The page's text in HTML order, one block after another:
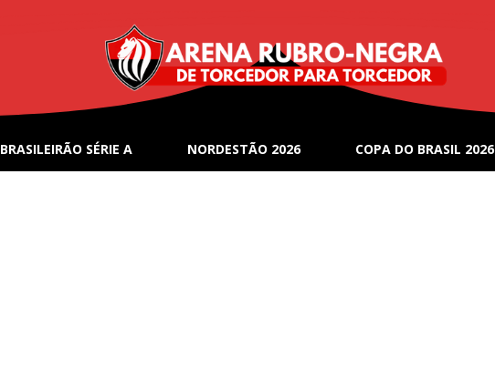
BRASILEIRÃO SÉRIE A NORDESTÃO 2026 COPA DO BRASIL 2026